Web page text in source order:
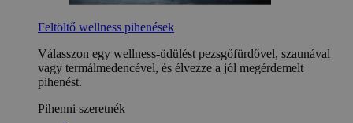
Feltöltő wellness pihenések
Válasszon egy wellness-üdülést pezsgőfürdővel, szaunával
vagy termálmedencével, és élvezze a jól megérdemelt
pihenést.
Pihenni szeretnék